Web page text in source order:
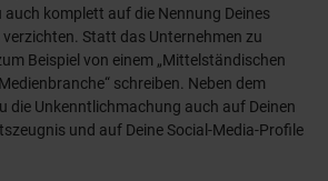
auch komplett auf die Nennung Deines
Statt das Unternehmen zu
Beispiel von einem „Mittelständischen
schreiben. Neben dem
die Unkenntlichmachung auch auf Deinen
und auf Deine Social-Media-Profile